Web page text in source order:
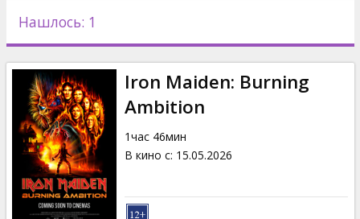
Новости
Подарки
Кинозакуски
B2B
Нашлось: 1
Iron Maiden: Burning
Ambition
1час 46мин
В кино с: 15.05.2026